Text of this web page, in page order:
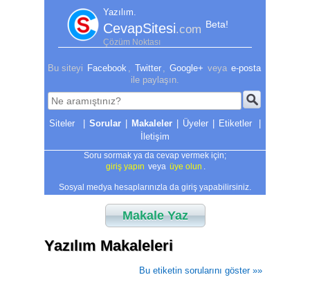
Yazılım.
CevapSitesi.com Beta!
Çözüm Noktası
Bu siteyi Facebook Twitter Google+ veya e-posta
ile paylaşın.
| Sorular | Makaleler | Üyeler | Etiketler
|
İletişim
Soru sormak ya da cevap vermek için;
giriş yapın veya üye olun
Sosyal medya hesaplarınızla da giriş yapabilirsiniz.
Makale Yaz
Yazılım Makaleleri
Bu etiketin sorularını göster »»